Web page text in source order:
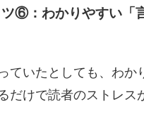
ツ⑥：わかりやすい「
ていたとしても、 わか
だけで読者のストレス